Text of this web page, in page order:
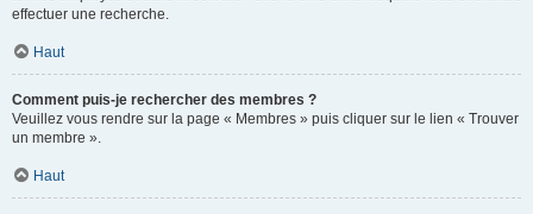
effectuer une recherche.
Haut
Comment puis-je rechercher des membres ?
Veuillez vous rendre sur la page « Membres » puis cliquer sur le lien « Trouver
un membre ».
Haut